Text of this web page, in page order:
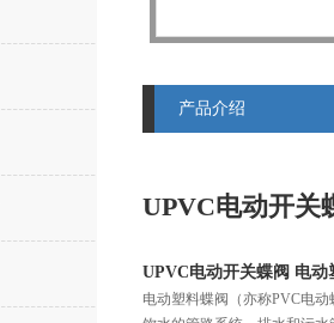
产品介绍
UPVC电动开关
UPVC电动开关蝶阀 电动
电动塑料蝶阀（亦称PVC电